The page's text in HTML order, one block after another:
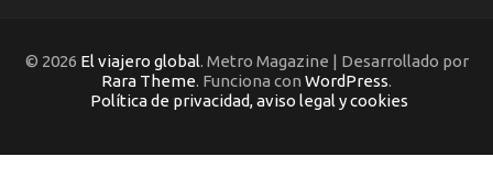
© 2026 El viajero global. Metro Magazine | Desarrollado por
Rara Theme. Funciona con WordPress.
Política de privacidad, aviso legal y cookies